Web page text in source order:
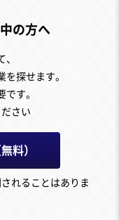
の方へ
、
を探せます。
です。
さい
料）
れることはありま